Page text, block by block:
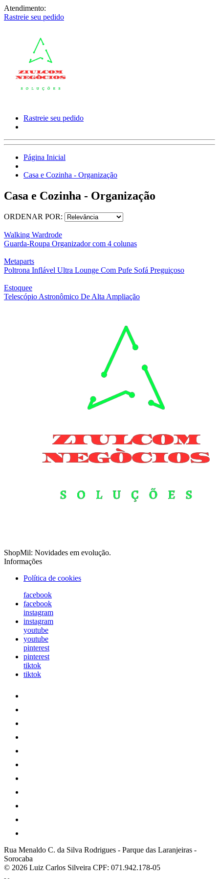
Atendimento:
Rastreie seu pedido
Rastreie seu pedido
Página Inicial
Casa e Cozinha - Organização
Casa e Cozinha - Organização
ORDENAR POR:
Walking Wardrode
Guarda-Roupa Organizador com 4 colunas
Metaparts
Poltrona Inflável Ultra Lounge Com Pufe Sofá Preguiçoso
Estoquee
Telescópio Astronômico De Alta Ampliação
ShopMil: Novidades em evolução.
Informações
Política de cookies
facebook
facebook
instagram
instagram
youtube
youtube
pinterest
pinterest
tiktok
tiktok
Rua Menaldo C. da Silva Rodrigues - Parque das Laranjeiras -
Sorocaba
© 2026 Luiz Carlos Silveira CPF: 071.942.178-05